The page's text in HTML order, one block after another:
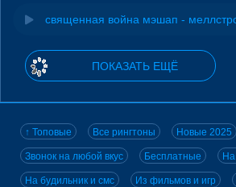
священная война мэшап -
ПОКАЗАТЬ ЕЩЁ
↑ Топовые Все рингтоны Новые 2025
Звонок на любой вкус Бесплатные На
На будильник и смс Из фильмов и игр